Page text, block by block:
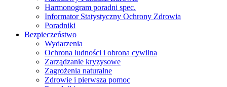
Harmonogram poradni spec.
Informator Statystyczny Ochrony Zdrowia
Poradniki
Bezpieczeństwo
Wydarzenia
Ochrona ludności i obrona cywilna
Zarządzanie kryzysowe
Zagrożenia naturalne
Zdrowie i pierwsza pomoc